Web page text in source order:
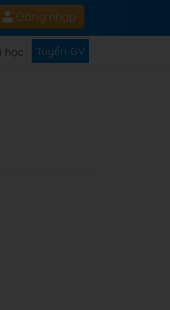
Đăng nhập
học Tuyển GV